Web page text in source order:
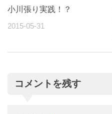
小川張り実践！？
2015-05-31
コメントを残す